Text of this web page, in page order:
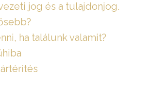
jog és a tulajdonjog.
ha találunk valamit?